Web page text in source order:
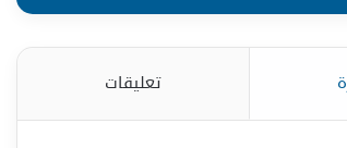
تعليقات